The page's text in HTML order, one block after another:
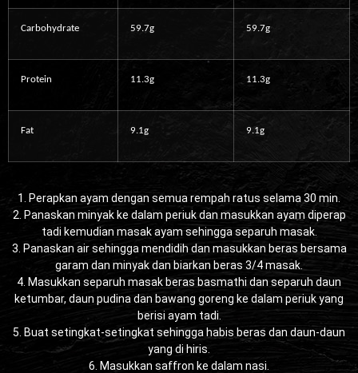
Carbohydrate 59.7g 59.7g
Protein 11.3g 11.3g
Fat 9.1g 9.1g
1. Perapkan ayam dengan semua rempah ratus selama 30 min.
2. Panaskan minyak ke dalam periuk dan masukkan ayam diperap
tadi kemudian masak ayam sehingga separuh masak.
3. Panaskan air sehingga mendidih dan masukkan beras bersama
garam dan minyak dan biarkan beras 3/4 masak.
4. Masukkan separuh masak beras basmathi dan separuh daun
ketumbar, daun pudina dan bawang goreng ke dalam periuk yang
berisi ayam tadi.
5. Buat setingkat-setingkat sehingga habis beras dan daun-daun
yang di hiris.
6. Masukkan saffron ke dalam nasi.